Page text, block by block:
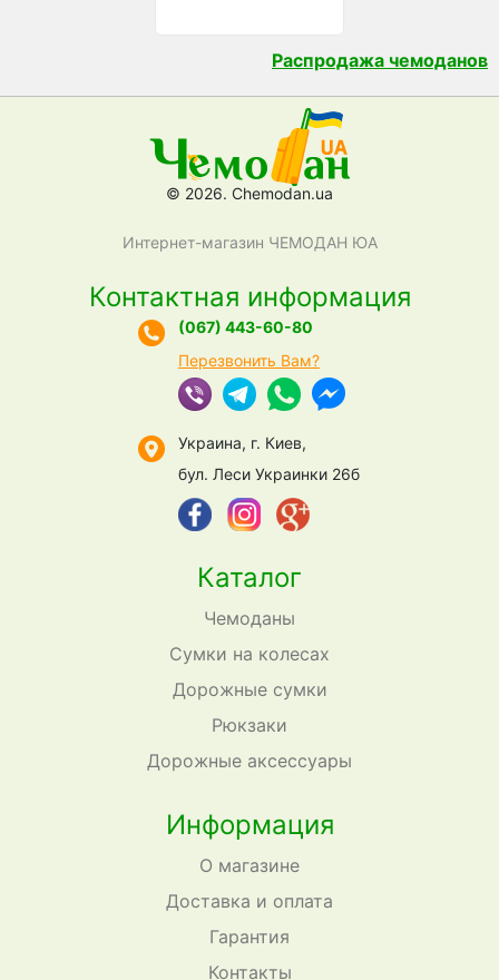
Распродажа чемоданов
© 2026. Chemodan.ua
Интернет-магазин ЧЕМОДАН ЮА
Каталог
Чемоданы
Сумки на колесах
Дорожные сумки
Рюкзаки
Дорожные аксессуары
Информация
О магазине
Доставка и оплата
Гарантия
Контакты
Контактная информация
(067) 443-60-80
Перезвонить Вам?
Украина, г. Киев,
бул. Леси Украинки 26б